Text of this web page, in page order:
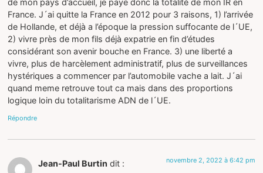
de mon pays d’accueil, je paye donc la totalité de mon IR en
France. J´ai quitte la France en 2012 pour 3 raisons, 1) l’arrivée
de Hollande, et déjà a l’époque la pression suffocante de l´UE,
2) vivre près de mon fils déjà expatrie en fin d’études
considérant son avenir bouche en France. 3) une liberté a
vivre, plus de harcèlement administratif, plus de surveillances
hystériques a commencer par l’automobile vache a lait. J´ai
quand meme retrouve tout ca mais dans des proportions
logique loin du totalitarisme ADN de l´UE.
Répondre
Jean-Paul Burtin dit : novembre 2, 2022 à 6:42 pm